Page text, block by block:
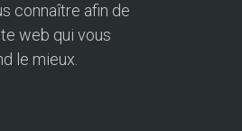
connaître afin de
web qui vous
le mieux.